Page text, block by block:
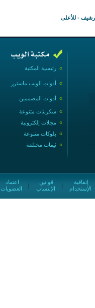
- للأعلى
» رئيسية المكتبة
» أدوات الويب ماسترز
» أدوات المصممين
» سكربتات متنوعة
» مجلات إلكترونية
» بلوكات متنوعة
» ثيمات مختلفة
العضويات
|
الإنتساب
|
الإستخدام